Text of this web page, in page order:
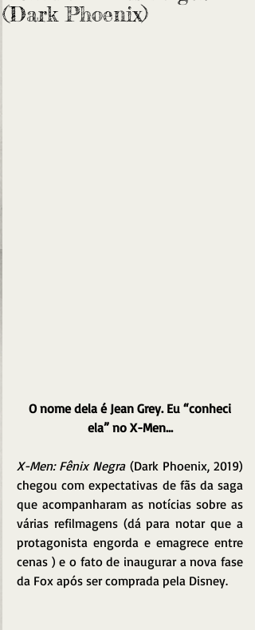
(Dark Phoenix)
O nome dela é Jean Grey. Eu “conheci
ela” no X-Men...
X-Men: Fênix Negra (Dark Phoenix, 2019)
chegou com expectativas de fãs da saga
que acompanharam as notícias sobre as
várias refilmagens (dá para notar que a
protagonista engorda e emagrece entre
cenas ) e o fato de inaugurar a nova fase
da Fox após ser comprada pela Disney.